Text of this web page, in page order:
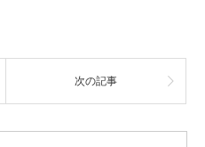
次の記事